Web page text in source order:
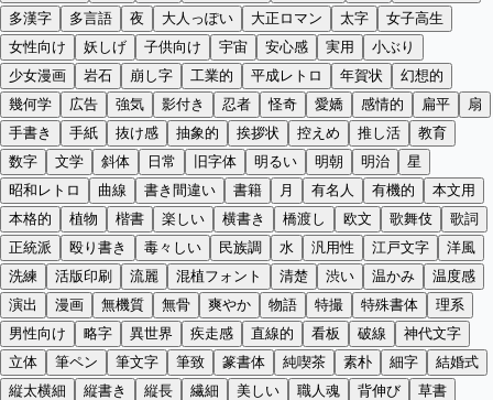
多漢字
多言語 夜 大人っぽい 大正ロマン 太字
女子高生
女性向け
妖しげ 子供向け 宇宙 安心感 実用
小ぶり
少女漫画
岩石 崩し字 工業的 平成レトロ 年賀状
幻想的
幾何学
広告 強気 影付き 忍者 怪奇 愛嬌 感情的 扁平
扇
手書き
手紙 抜け感 抽象的 挨拶状 控えめ 推し活
教育
数字
文学 斜体 日常 旧字体 明るい 明朝 明治
星
昭和レトロ
曲線 書き間違い 書籍 月 有名人 有機的
本文用
本格的
植物 楷書 楽しい 横書き 橋渡し 欧文 歌舞伎
歌詞
正統派
殴り書き 毒々しい 民族調 水 汎用性 江戸文字
洋風
洗練
活版印刷 流麗 混植フォント 清楚 渋い 温かみ
温度感
演出
漫画 無機質 無骨 爽やか 物語 特撮 特殊書体
理系
男性向け
略字 異世界 疾走感 直線的 看板 破線
神代文字
立体
筆ペン 筆文字 筆致 篆書体 純喫茶 素朴 細字
結婚式
縦太横細
縦書き 縦長 繊細 美しい 職人魂 背伸び
草書